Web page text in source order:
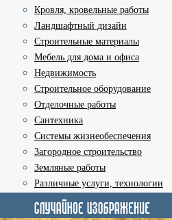
Кровля, кровельные работы
Ландшафтный дизайн
Строительные материалы
Мебель для дома и офиса
Недвижимость
Строительное оборудование
Отделочные работы
Сантехника
Системы жизнеобеспечения
Загородное строительство
Земляные работы
Различные услуги, технологии